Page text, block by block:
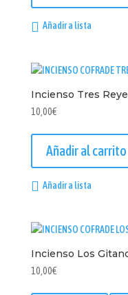
Añadir a lista
Incienso Tres
10,00€
Añadir al carrito
Añadir a lista
Incienso Los
10,00€